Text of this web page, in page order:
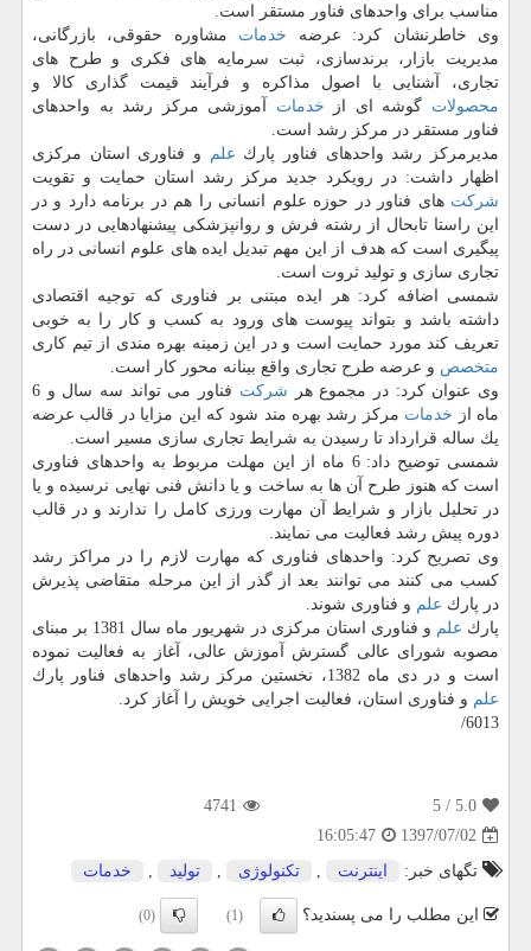
مناسب برای واحدهای فناور مستقر است.
وی خاطرنشان كرد: عرضه خدمات مشاوره حقوقی، بازرگانی،
مدیریت بازار، برندسازی، ثبت سرمایه های فكری و طرح های
تجاری، آشنایی با اصول مذاكره و فرآیند قیمت گذاری كالا و
محصولات گوشه ای از خدمات آموزشی مركز رشد به واحدهای
فناور مستقر در مركز رشد است.
مدیرمركز رشد واحدهای فناور پارك علم
و فناوری استان مركزی
اظهار داشت: در رویكرد جدید مركز رشد استان حمایت و تقویت
شركت های فناور در حوزه علوم انسانی را هم در برنامه دارد و در
این راستا تابحال از رشته فرش و روانپزشكی پیشنهادهایی در دست
پیگیری است كه هدف از این مهم تبدیل ایده های علوم انسانی در راه
تجاری سازی و تولید ثروت است.
شمسی اضافه كرد: هر ایده مبتنی بر فناوری كه توجیه اقتصادی
داشته باشد و بتواند پیوست های ورود به كسب و كار را به خوبی
تعریف كند مورد حمایت است و در این زمینه بهره مندی از تیم كاری
متخصص و عرضه طرح تجاری واقع بینانه محور كار است.
وی عنوان كرد: در مجموع هر شركت
فناور می تواند سه سال و 6
ماه از خدمات مركز رشد بهره مند شود كه این مزایا در قالب عرضه
یك ساله قرارداد تا رسیدن به شرایط تجاری سازی مسیر است.
شمسی توضیح داد: 6 ماه از این مهلت مربوط به واحدهای فناوری
است كه هنوز طرح آن ها به ساخت و یا دانش فنی نهایی نرسیده و یا
در تحلیل بازار و شرایط آن مهارت ورزی كامل را ندارند و در قالب
دوره پیش رشد فعالیت می نمایند.
وی تصریح كرد: واحدهای فناوری كه مهارت لازم را در مراكز رشد
كسب می كنند می توانند بعد از گذر از این مرحله متقاضی پذیرش
در پارك علم و فناوری شوند.
پارك علم
و فناوری استان مركزی در شهریور ماه سال 1381 بر مبنای
مصوبه شورای عالی گسترش آموزش عالی، آغاز به فعالیت نموده
است و در دی ماه 1382، نخستین مركز رشد واحدهای فناور پارك
علم و فناوری استان، فعالیت اجرایی خویش را آغاز كرد.
6013/
5.0
/ 5
4741
1397/07/02
16:05:47
تگهای خبر:
اینترنت , تكنولوژی , تولید , خدمات
این مطلب را می پسندید؟ (1)
(0)